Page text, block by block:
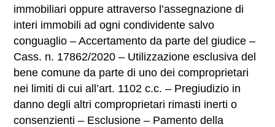
immobiliari oppure attraverso l’assegnazione di
interi immobili ad ogni condividente salvo
conguaglio – Accertamento da parte del giudice –
Cass. n. 17862/2020 – Utilizzazione esclusiva del
bene comune da parte di uno dei comproprietari
nei limiti di cui all’art. 1102 c.c. – Pregiudizio in
danno degli altri comproprietari rimasti inerti o
consenzienti – Esclusione – Pamento della